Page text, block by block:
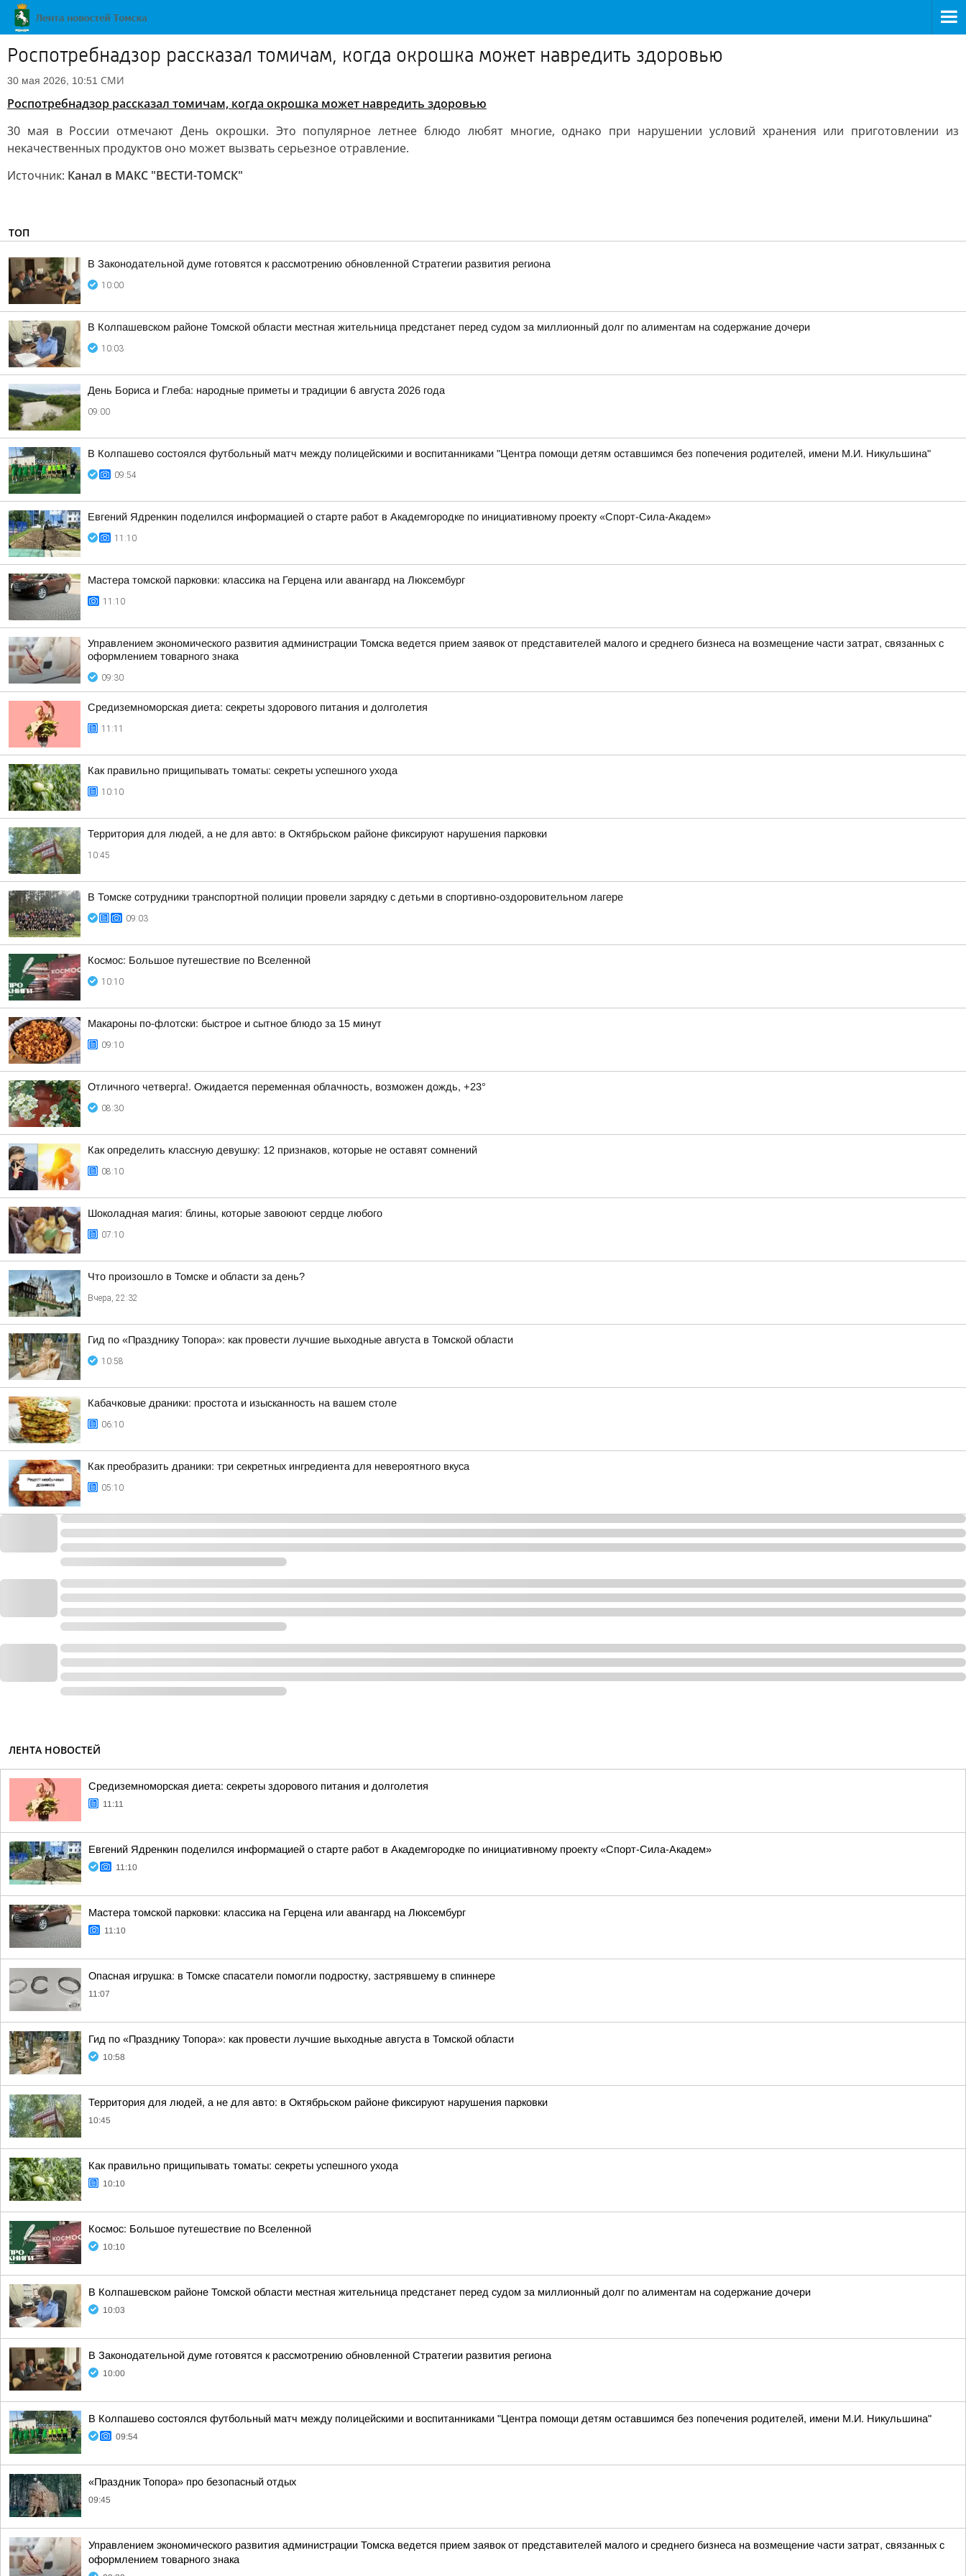
Роспотребнадзор рассказал томичам, когда окрошка может навредить здоровью
30 мая 2026, 10:51 СМИ
Роспотребнадзор рассказал томичам, когда окрошка может навредить здоровью
30 мая в России отмечают День окрошки. Это популярное летнее блюдо любят многие, однако при нарушении условий хранения или приготовлении из
некачественных продуктов оно может вызвать серьезное отравление.
Источник: Канал в МАКС "ВЕСТИ-ТОМСК"
ТОП
В Законодательной думе готовятся к рассмотрению обновленной Стратегии развития региона
10:00
В Колпашевском районе Томской области местная жительница предстанет перед судом за миллионный долг по алиментам на содержание дочери
10:03
День Бориса и Глеба: народные приметы и традиции 6 августа 2026 года
09:00
В Колпашево состоялся футбольный матч между полицейскими и воспитанниками "Центра помощи детям оставшимся без попечения родителей, имени М.И. Никульшина"
09:54
Евгений Ядренкин поделился информацией о старте работ в Академгородке по инициативному проекту «Спорт-Сила-Академ»
11:10
Мастера томской парковки: классика на Герцена или авангард на Люксембург
11:10
Управлением экономического развития администрации Томска ведется прием заявок от представителей малого и среднего бизнеса на возмещение части затрат, связанных с
оформлением товарного знака
09:30
Средиземноморская диета: секреты здорового питания и долголетия
11:11
Как правильно прищипывать томаты: секреты успешного ухода
10:10
Территория для людей, а не для авто: в Октябрьском районе фиксируют нарушения парковки
10:45
В Томске сотрудники транспортной полиции провели зарядку с детьми в спортивно-оздоровительном лагере
09:03
Космос: Большое путешествие по Вселенной
10:10
Макароны по-флотски: быстрое и сытное блюдо за 15 минут
09:10
Отличного четверга!. Ожидается переменная облачность, возможен дождь, +23°
08:30
Как определить классную девушку: 12 признаков, которые не оставят сомнений
08:10
Шоколадная магия: блины, которые завоюют сердце любого
07:10
Что произошло в Томске и области за день?
Вчера, 22:32
Гид по «Празднику Топора»: как провести лучшие выходные августа в Томской области
10:58
Кабачковые драники: простота и изысканность на вашем столе
06:10
Как преобразить драники: три секретных ингредиента для невероятного вкуса
05:10
ЛЕНТА НОВОСТЕЙ
Средиземноморская диета: секреты здорового питания и долголетия
11:11
Евгений Ядренкин поделился информацией о старте работ в Академгородке по инициативному проекту «Спорт-Сила-Академ»
11:10
Мастера томской парковки: классика на Герцена или авангард на Люксембург
11:10
Опасная игрушка: в Томске спасатели помогли подростку, застрявшему в спиннере
11:07
Гид по «Празднику Топора»: как провести лучшие выходные августа в Томской области
10:58
Территория для людей, а не для авто: в Октябрьском районе фиксируют нарушения парковки
10:45
Как правильно прищипывать томаты: секреты успешного ухода
10:10
Космос: Большое путешествие по Вселенной
10:10
В Колпашевском районе Томской области местная жительница предстанет перед судом за миллионный долг по алиментам на содержание дочери
10:03
В Законодательной думе готовятся к рассмотрению обновленной Стратегии развития региона
10:00
В Колпашево состоялся футбольный матч между полицейскими и воспитанниками "Центра помощи детям оставшимся без попечения родителей, имени М.И. Никульшина"
09:54
«Праздник Топора» про безопасный отдых
09:45
Управлением экономического развития администрации Томска ведется прием заявок от представителей малого и среднего бизнеса на возмещение части затрат, связанных с
оформлением товарного знака